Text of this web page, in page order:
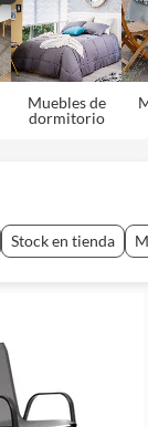
Muebles de
dormitorio
Stock en tienda